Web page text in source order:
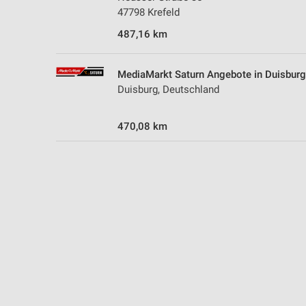
47798 Krefeld
487,16 km
MediaMarkt Saturn Angebote in Duisburg
Duisburg, Deutschland
470,08 km